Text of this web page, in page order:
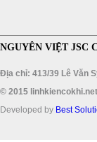
NGUYÊN VIỆT JSC
Địa chỉ: 413/39 Lê Văn
© 2015
Developed by Best